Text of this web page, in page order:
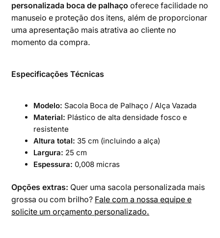
personalizada boca de palhaço oferece facilidade no
manuseio e proteção dos itens, além de proporcionar
uma apresentação mais atrativa ao cliente no
momento da compra.
Especificações Técnicas
Modelo: Sacola Boca de Palhaço / Alça Vazada
Material: Plástico de alta densidade fosco e
resistente
Altura total: 35 cm (incluindo a alça)
Largura: 25 cm
Espessura: 0,008 micras
Opções extras: Quer uma sacola personalizada mais
grossa ou com brilho? Fale com a nossa equipe e
solicite um orçamento personalizado.